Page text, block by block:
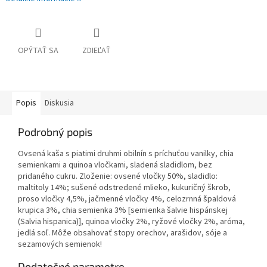
OPÝTAŤ SA ZDIEĽAŤ
Popis Diskusia
Podrobný popis
Ovsená kaša s piatimi druhmi obilnín s príchuťou vanilky, chia
semienkami a quinoa vločkami, sladená sladidlom, bez
pridaného cukru. Zloženie: ovsené vločky 50%, sladidlo:
maltitoly 14%; sušené odstredené mlieko, kukuričný škrob,
proso vločky 4,5%, jačmenné vločky 4%, celozrnná špaldová
krupica 3%, chia semienka 3% [semienka šalvie hispánskej
(Salvia hispanica)], quinoa vločky 2%, ryžové vločky 2%, aróma,
jedlá soľ. Môže obsahovať stopy orechov, arašidov, sóje a
sezamových semienok!